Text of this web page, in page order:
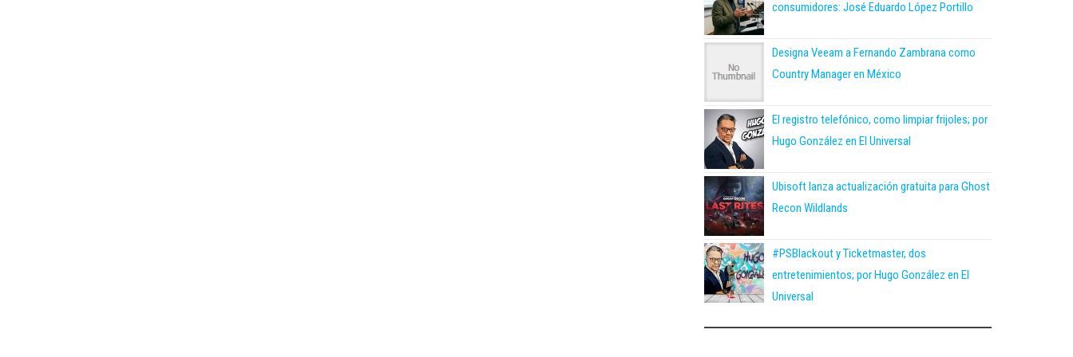
consumidores: José Eduardo López Portillo
Designa Veeam a Fernando Zambrana como
Country Manager en México
El registro telefónico, como limpiar frijoles; por
Hugo González en El Universal
Ubisoft lanza actualización gratuita para Ghost
Recon Wildlands
#PSBlackout y Ticketmaster, dos
entretenimientos; por Hugo González en El
Universal